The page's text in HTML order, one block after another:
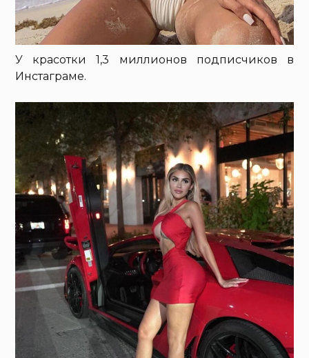
У красотки 1,3 миллионов подписчиков в
Инстаграме.